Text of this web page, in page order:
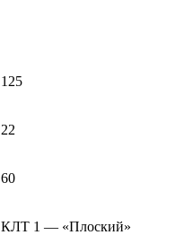
125
22
60
КЛТ 1 — «Плоский»